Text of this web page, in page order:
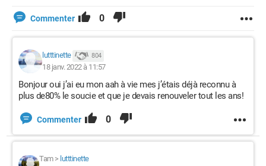
Commenter 0
lutttinette 804
18 janv. 2022 à 11:57
Bonjour oui j’ai eu mon aah à vie mes j’étais déjà reconnu à
plus de80% le soucie et que je devais renouveler tout les ans!
Commenter 0
Tam> lutttinette